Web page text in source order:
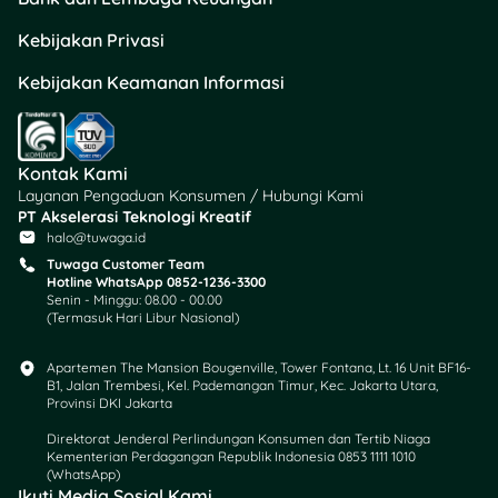
kendaraan, langsung aja
cek keTuwaga !
Kebijakan Privasi
Kebijakan Keamanan Informasi
Kontak Kami
Layanan Pengaduan Konsumen / Hubungi Kami
PT Akselerasi Teknologi Kreatif
halo@tuwaga.id
Tuwaga Customer Team
Hotline WhatsApp 0852-1236-3300
Senin - Minggu: 08.00 - 00.00
(Termasuk Hari Libur Nasional)
Apartemen The Mansion Bougenville, Tower Fontana, Lt. 16 Unit BF16-
B1, Jalan Trembesi, Kel. Pademangan Timur, Kec. Jakarta Utara,
Provinsi DKI Jakarta
Direktorat Jenderal Perlindungan Konsumen dan Tertib Niaga
Kementerian Perdagangan Republik Indonesia 0853 1111 1010
(WhatsApp)​